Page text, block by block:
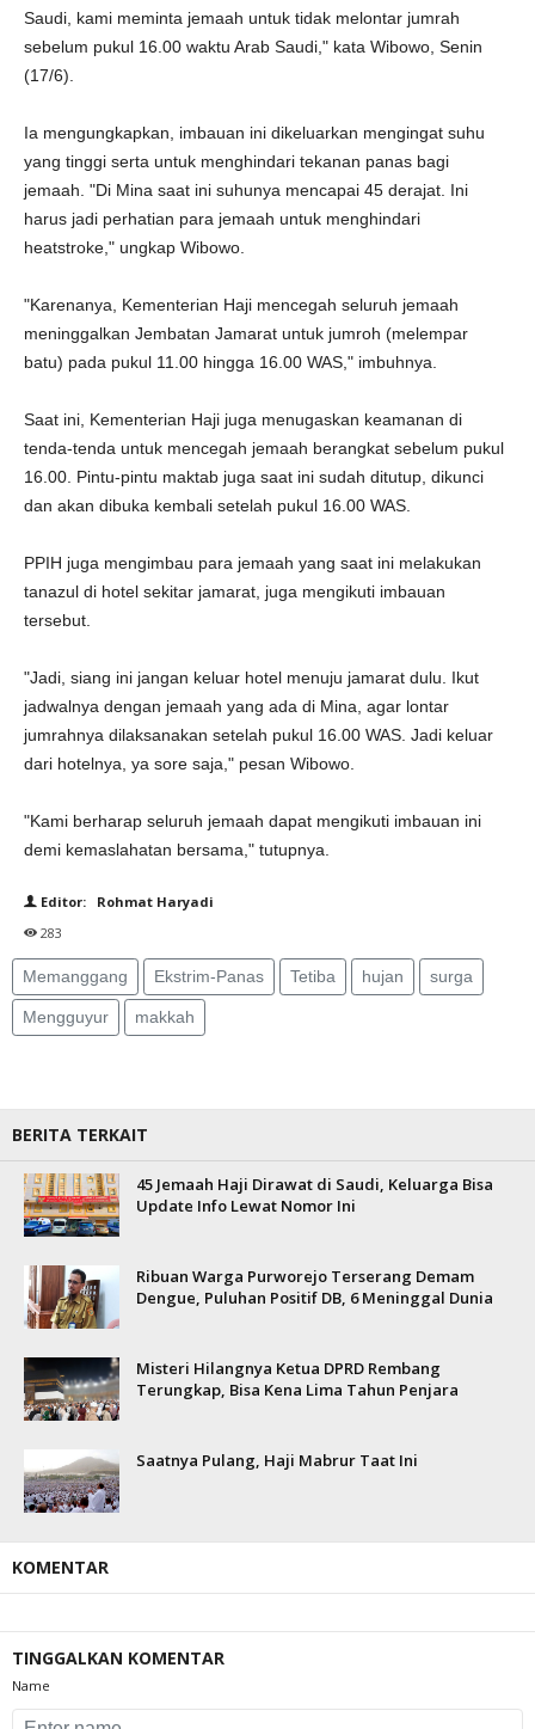
Saudi, kami meminta jemaah untuk tidak melontar jumrah
sebelum pukul 16.00 waktu Arab Saudi," kata Wibowo, Senin
(17/6).
Ia mengungkapkan, imbauan ini dikeluarkan mengingat suhu
yang tinggi serta untuk menghindari tekanan panas bagi
jemaah. "Di Mina saat ini suhunya mencapai 45 derajat. Ini
harus jadi perhatian para jemaah untuk menghindari
heatstroke," ungkap Wibowo.
"Karenanya, Kementerian Haji mencegah seluruh jemaah
meninggalkan Jembatan Jamarat untuk jumroh (melempar
batu) pada pukul 11.00 hingga 16.00 WAS," imbuhnya.
Saat ini, Kementerian Haji juga menugaskan keamanan di
tenda-tenda untuk mencegah jemaah berangkat sebelum pukul
16.00. Pintu-pintu maktab juga saat ini sudah ditutup, dikunci
dan akan dibuka kembali setelah pukul 16.00 WAS.
PPIH juga mengimbau para jemaah yang saat ini melakukan
tanazul di hotel sekitar jamarat, juga mengikuti imbauan
tersebut.
"Jadi, siang ini jangan keluar hotel menuju jamarat dulu. Ikut
jadwalnya dengan jemaah yang ada di Mina, agar lontar
jumrahnya dilaksanakan setelah pukul 16.00 WAS. Jadi keluar
dari hotelnya, ya sore saja," pesan Wibowo.
"Kami berharap seluruh jemaah dapat mengikuti imbauan ini
demi kemaslahatan bersama," tutupnya.
Editor: Rohmat Haryadi
283
Memanggang Ekstrim-Panas Tetiba hujan surga
Mengguyur makkah
BERITA TERKAIT
45 Jemaah Haji Dirawat di Saudi, Keluarga Bisa
Update Info Lewat Nomor Ini
Ribuan Warga Purworejo Terserang Demam
Dengue, Puluhan Positif DB, 6 Meninggal Dunia
Misteri Hilangnya Ketua DPRD Rembang
Terungkap, Bisa Kena Lima Tahun Penjara
Saatnya Pulang, Haji Mabrur Taat Ini
KOMENTAR
TINGGALKAN KOMENTAR
Name